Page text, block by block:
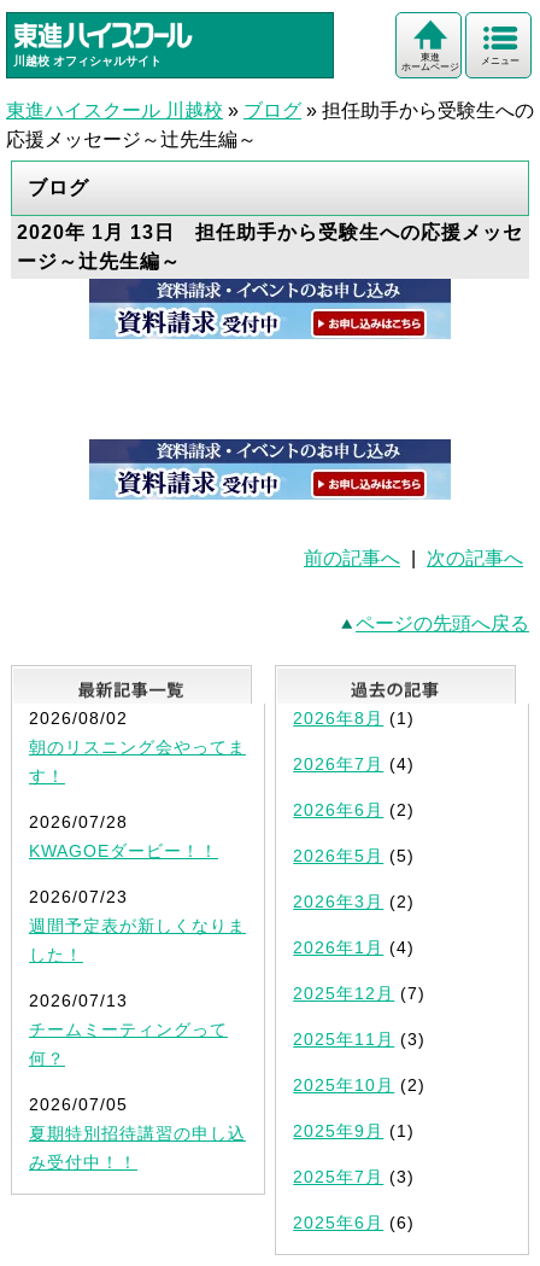
川越校 オフィシャルサイト メニュー
東進
ホームページ
東進ハイスクール 川越校 » ブログ » 担任助手から受験生への
応援メッセージ～辻先生編～
ブログ
2020年 1月 13日 担任助手から受験生への応援メッセ
ージ～辻先生編～
前の記事へ 次の記事へ
ページの先頭へ戻る
最新記事一覧
2026/08/02
朝のリスニング会やってま
す！
2026/07/28
KWAGOEダービー！！
2026/07/23
週間予定表が新しくなりま
した！
2026/07/13
チームミーティングって
何？
2026/07/05
夏期特別招待講習の申し込
み受付中！！
2026年8月 (1)
2026年7月 (4)
2026年6月 (2)
2026年5月 (5)
2026年3月 (2)
2026年1月 (4)
2025年12月 (7)
2025年11月 (3)
2025年10月 (2)
2025年9月 (1)
2025年7月 (3)
2025年6月 (6)